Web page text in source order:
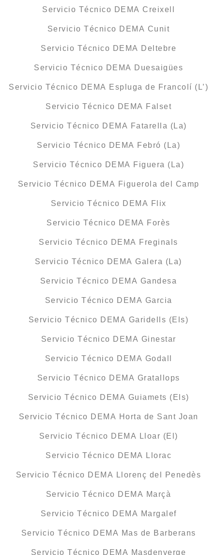
Servicio Técnico DEMA Creixell
Servicio Técnico DEMA Cunit
Servicio Técnico DEMA Deltebre
Servicio Técnico DEMA Duesaigües
Servicio Técnico DEMA Espluga de Francolí (L’)
Servicio Técnico DEMA Falset
Servicio Técnico DEMA Fatarella (La)
Servicio Técnico DEMA Febró (La)
Servicio Técnico DEMA Figuera (La)
Servicio Técnico DEMA Figuerola del Camp
Servicio Técnico DEMA Flix
Servicio Técnico DEMA Forès
Servicio Técnico DEMA Freginals
Servicio Técnico DEMA Galera (La)
Servicio Técnico DEMA Gandesa
Servicio Técnico DEMA Garcia
Servicio Técnico DEMA Garidells (Els)
Servicio Técnico DEMA Ginestar
Servicio Técnico DEMA Godall
Servicio Técnico DEMA Gratallops
Servicio Técnico DEMA Guiamets (Els)
Servicio Técnico DEMA Horta de Sant Joan
Servicio Técnico DEMA Lloar (El)
Servicio Técnico DEMA Llorac
Servicio Técnico DEMA Llorenç del Penedès
Servicio Técnico DEMA Marçà
Servicio Técnico DEMA Margalef
Servicio Técnico DEMA Mas de Barberans
Servicio Técnico DEMA Masdenverge